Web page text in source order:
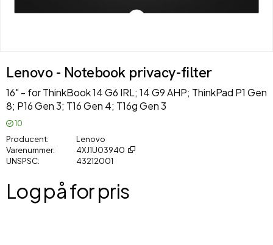
Lenovo - Notebook privacy-filter
16" - for ThinkBook 14 G6 IRL; 14 G9 AHP; ThinkPad P1 Gen
8; P16 Gen 3; T16 Gen 4; T16g Gen 3
10
Producent
Lenovo
Varenummer
4XJ1U03940
UNSPSC
43212001
Log på for pris